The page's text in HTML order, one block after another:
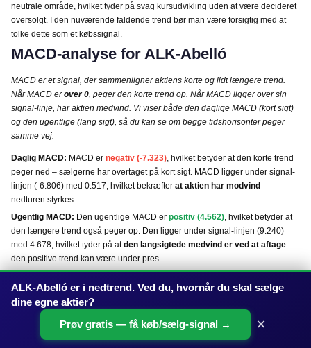
neutrale område, hvilket tyder på svag kursudvikling uden at være decideret
oversolgt. I den nuværende faldende trend bør man være forsigtig med at
tolke dette som et købssignal.
MACD-analyse for ALK-Abelló
MACD er et signal, der sammenligner aktiens korte og lidt længere trend.
Når MACD erover 0 , peger den korte trend op. Når MACD ligger over sin
signal-linje, har aktien medvind. Vi viser både den daglige MACD (kort sigt)
og den ugentlige (lang sigt), så du kan se om begge tidshorisonter peger
samme vej.
Daglig MACD: MACD er negativ (-7.323) , hvilket betyder at den korte trend
peger ned – sælgerne har overtaget på kort sigt. MACD ligger under signal-
linjen (-6.806) med 0.517, hvilket bekræfter at aktien har modvind –
nedturen styrkes.
Ugentlig MACD: Den ugentlige MACD er positiv (4.562) , hvilket betyder at
den længere trend også peger op. Den ligger under signal-linjen (9.240)
med 4.678, hvilket tyder på atden langsigtede medvind er ved at aftage –
den positive trend kan være under pres.
modstridende signaler. Den lange trend peger op, men den korte peger ned.
Den korte trend svækkes stadig – et dybere tilbagefald er muligt.
Risikoprofil for ALK-Abelló
ALK-Abelló er i nedtrend. Ved du, hvornår du skal sælge
dine egne aktier?
Prøv gratis — få køb/sælg-signal →
×